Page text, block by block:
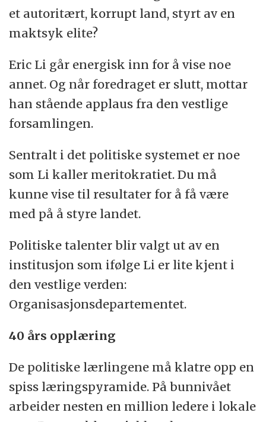
et autoritært, korrupt land, styrt av en
maktsyk elite?
Eric Li går energisk inn for å vise noe
annet. Og når foredraget er slutt, mottar
han stående applaus fra den vestlige
forsamlingen.
Sentralt i det politiske systemet er noe
som Li kaller meritokratiet. Du må
kunne vise til resultater for å få være
med på å styre landet.
Politiske talenter blir valgt ut av en
institusjon som ifølge Li er lite kjent i
den vestlige verden:
Organisasjonsdepartementet.
40 års opplæring
De politiske lærlingene må klatre opp en
spiss læringspyramide. På bunnivået
arbeider nesten en million ledere i lokale